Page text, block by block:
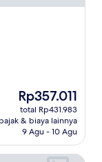
Harga
sekarang
Rp357.011
Rp357.011
total Rp431.983
& biaya lainnya
9 Agu - 10 Agu